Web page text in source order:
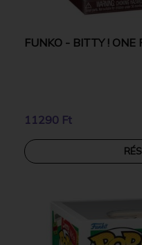
FUNKO - BITTY ! ONE
11290 Ft